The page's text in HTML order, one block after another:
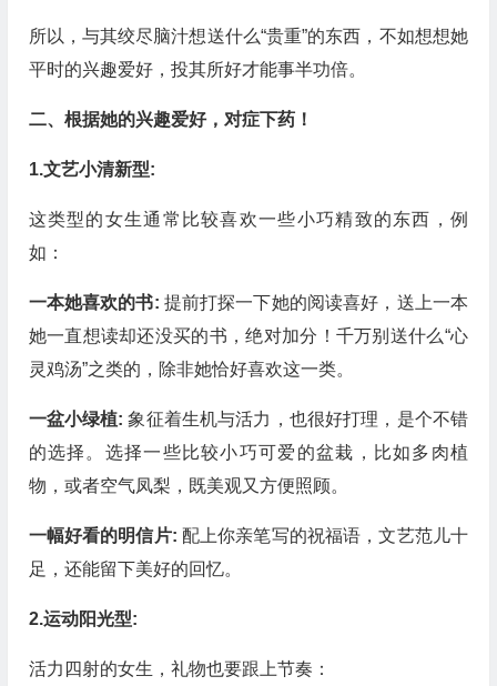
所以，与其绞尽脑汁想送什么“贵重”的东西，不如想想她
平时的兴趣爱好，投其所好才能事半功倍。
二、根据她的兴趣爱好，对症下药！
1.文艺小清新型:
这类型的女生通常比较喜欢一些小巧精致的东西，例
如：
一本她喜欢的书: 提前打探一下她的阅读喜好，送上一本
她一直想读却还没买的书，绝对加分！千万别送什么“心
灵鸡汤”之类的，除非她恰好喜欢这一类。
一盆小绿植:象征着生机与活力，也很好打理，是个不错
的选择。选择一些比较小巧可爱的盆栽，比如多肉植
物，或者空气凤梨，既美观又方便照顾。
一幅好看的明信片: 配上你亲笔写的祝福语，文艺范儿十
足，还能留下美好的回忆。
2.运动阳光型:
活力四射的女生，礼物也要跟上节奏：